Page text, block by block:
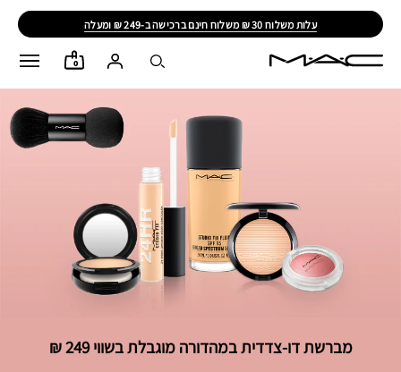
עלות משלוח 30 ₪ משלוח חינם ברכישה ב-249 ₪ ומעלה
0
מברשת דו-צדדית במהדורה מוגבלת בשווי 249 ₪